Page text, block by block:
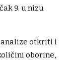
9. u nizu
analize otkriti i
oborine,